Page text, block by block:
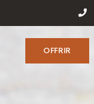
OFFRIR